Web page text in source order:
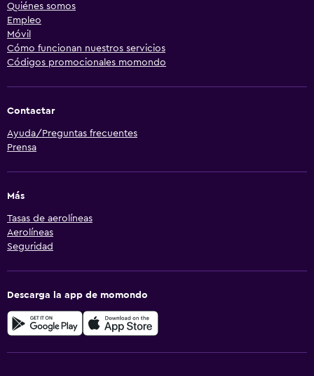
Quiénes somos
Empleo
Móvil
Cómo funcionan nuestros servicios
Códigos promocionales momondo
Contactar
Ayuda/Preguntas frecuentes
Prensa
Más
Tasas de aerolíneas
Aerolíneas
Seguridad
Descarga la app de momondo